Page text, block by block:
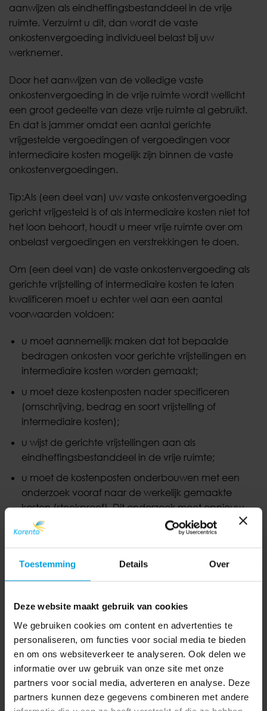
Toestemming Details Over
Deze website maakt gebruik van cookies
We gebruiken cookies om content en advertenties te
personaliseren, om functies voor social media te bieden
en om ons websiteverkeer te analyseren. Ook delen we
informatie over uw gebruik van onze site met onze
partners voor social media, adverteren en analyse. Deze
partners kunnen deze gegevens combineren met andere
aanwijzen als eindheffingsbestanddeel in de vrije
ruimte. Verzuimt u dit, dan wordt de vaste
onkostenvergoeding individueel belast bij uw
werknemer.
Door het aanwijzen van de volledige vaste
onkostenvergoeding in de vrije ruimte wordt wellicht
een groot gedeelte van deze vrije ruimte al gebruikt.
En dat is jammer omdat een aantal gerichte
vrijgestelde vergoedingen of vergoedingen voor
intermediaire kosten mogelijk zijn binnen de vaste
onkostenvergoedingen.
Tip:Als (een deel van) uw vaste onkostenvergoeding
gericht vrijgesteld is of als intermediaire kosten niet tot
het loon behoort, houdt u meer vrije ruimte over om
onbelast vergoedingen en verstrekkingen te doen.
Om (een deel van) de vaste onkostenvergoeding als
gerichte vrijstelling of intermediaire kosten te laten
kwalificeren moet u echter wel aan een aantal
voorwaarden voldoen:
u moet aannemelijk maken dat tot bepaalde
bedragen onkosten voor gerichte vrijstellingen en
intermediaire kosten worden gemaakt;
u moet deze kostenposten nader specificeren
(omschrijving, bedrag en soort vrijstelling of
intermediaire kosten);
u wijst de gerichte vrijstellingen aan als
eindheffingsbestanddeel in de vrije ruimte;
u moet de kostenposten onderbouwen met een
onderzoek vooraf naar de werkelijk gemaakte
kosten (steekproef). Dit onderzoek moet opnieuw
gedaan worden als de omstandigheden waarop
de vergoedingen zijn gebaseerd, veranderen.
Tip:Bestond de vaste onkostenvergoeding al voordat
u de WKR ging toepassen dan hoeft u alleen een
kosten te doen als de omstandigheden waarop de
vergoedingen zijn gebaseerd, veranderen.
Steekproef
Het kan zeker de moeite lonen om een onderzoek te
doen naar de werkelijk gemaakte kosten. Er is namelijk
een flink aantal onkosten die onder een gerichte